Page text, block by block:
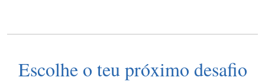
Escolhe o teu próximo desafio